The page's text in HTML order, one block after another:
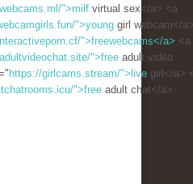
">milf virtual sex</a> <a
">young girl webcam</
">freewebcams</a> <a
">free adult video
https://girlcams.stream/">live girl</a>
">free adult chat</a>